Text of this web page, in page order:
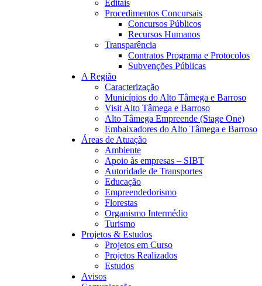
Editais
Procedimentos Concursais
Concursos Públicos
Recursos Humanos
Transparência
Contratos Programa e Protocolos
Subvenções Públicas
A Região
Caracterização
Municípios do Alto Tâmega e Barroso
Visit Alto Tâmega e Barroso
Alto Tâmega Empreende (Stage One)
Embaixadores do Alto Tâmega e Barroso
Áreas de Atuação
Ambiente
Apoio às empresas – SIBT
Autoridade de Transportes
Educação
Empreendedorismo
Florestas
Organismo Intermédio
Turismo
Projetos & Estudos
Projetos em Curso
Projetos Realizados
Estudos
Avisos